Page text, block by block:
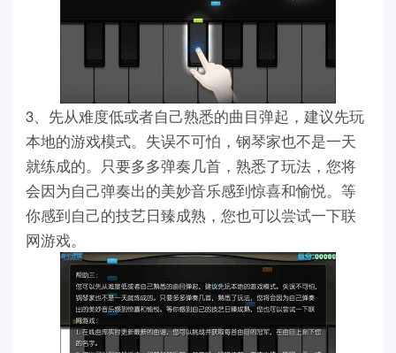
3、先从难度低或者自己熟悉的曲目弹起，建议先玩
本地的游戏模式。失误不可怕，钢琴家也不是一天
就练成的。只要多多弹奏几首，熟悉了玩法，您将
会因为自己弹奏出的美妙音乐感到惊喜和愉悦。等
你感到自己的技艺日臻成熟，您也可以尝试一下联
网游戏。